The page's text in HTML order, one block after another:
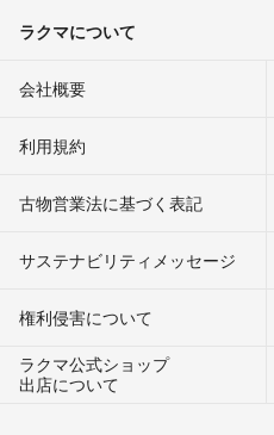
ラクマについて
会社概要
利用規約
古物営業法に基づく表記
サステナビリティメッセージ
権利侵害について
ラクマ公式ショップ
出店について